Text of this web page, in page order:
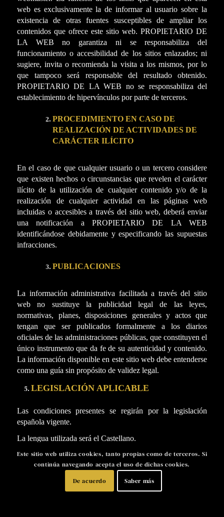
web es exclusivamente la de informar al usuario sobre la
existencia de otras fuentes susceptibles de ampliar los
contenidos que ofrece este sitio web. PROPIETARIO DE
LA WEB no garantiza ni se responsabiliza del
funcionamiento o accesibilidad de los sitios enlazados; ni
sugiere, invita o recomienda la visita a los mismos, por lo
que tampoco será responsable del resultado obtenido.
PROPIETARIO DE LA WEB no se responsabiliza del
establecimiento de hipervínculos por parte de terceros.
PROCEDIMIENTO EN CASO DE
REALIZACIÓN DE ACTIVIDADES DE
CARÁCTER ILÍCITO
En el caso de que cualquier usuario o un tercero considere
que existen hechos o circunstancias que revelen el carácter
ilícito de la utilización de cualquier contenido y/o de la
realización de cualquier actividad en las páginas web
incluidas o accesibles a través del sitio web, deberá enviar
una notificación a PROPIETARIO DE LA WEB
identificándose debidamente y especificando las supuestas
infracciones.
PUBLICACIONES
La información administrativa facilitada a través del sitio
web no sustituye la publicidad legal de las leyes,
normativas, planes, disposiciones generales y actos que
tengan que ser publicados formalmente a los diarios
oficiales de las administraciones públicas, que constituyen el
único instrumento que da fe de su autenticidad y contenido.
La información disponible en este sitio web debe entenderse
como una guía sin propósito de validez legal.
LEGISLACIÓN APLICABLE
Las condiciones presentes se regirán por la legislación
española vigente.
La lengua utilizada será el Castellano.
Este sitio web utiliza cookies, tanto propias como de terceros. Si
continúa navegando acepta el uso de dichas cookies.
De acuerdo Saber más